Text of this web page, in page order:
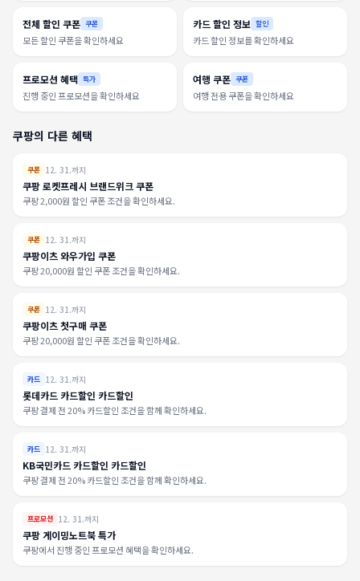
전체 할인 쿠폰 쿠폰
모든 할인 쿠폰을 확인하세요
카드 할인 정보 할인
카드 할인 정보를 확인하세요
프로모션 혜택 특가
진행 중인 프로모션을 확인하세요
여행 쿠폰 쿠폰
여행 전용 쿠폰을 확인하세요
쿠팡의 다른 혜택
쿠폰 12. 31.까지
쿠팡 로켓프레시 브랜드위크 쿠폰
쿠팡 2,000원 할인 쿠폰 조건을 확인하세요.
쿠폰 12. 31.까지
쿠팡이츠 와우가입 쿠폰
쿠팡 20,000원 할인 쿠폰 조건을 확인하세요.
쿠폰 12. 31.까지
쿠팡이츠 첫구매 쿠폰
쿠팡 20,000원 할인 쿠폰 조건을 확인하세요.
카드 12. 31.까지
롯데카드 카드할인 카드할인
쿠팡 결제 전 20% 카드할인 조건을 함께 확인하세요.
카드 12. 31.까지
KB국민카드 카드할인 카드할인
쿠팡 결제 전 20% 카드할인 조건을 함께 확인하세요.
프로모션 12. 31.까지
쿠팡 게이밍노트북 특가
쿠팡에서 진행 중인 프로모션 혜택을 확인하세요.